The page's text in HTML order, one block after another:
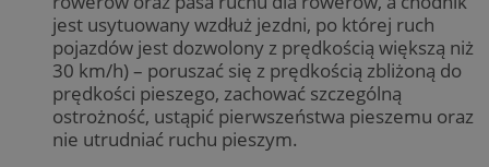
jest usytuowany wzdłuż jezdni, po której ruch
pojazdów jest dozwolony z prędkością większą niż
30 km/h) – poruszać się z prędkością zbliżoną do
prędkości pieszego, zachować szczególną
ostrożność, ustąpić pierwszeństwa pieszemu oraz
nie utrudniać ruchu pieszym.